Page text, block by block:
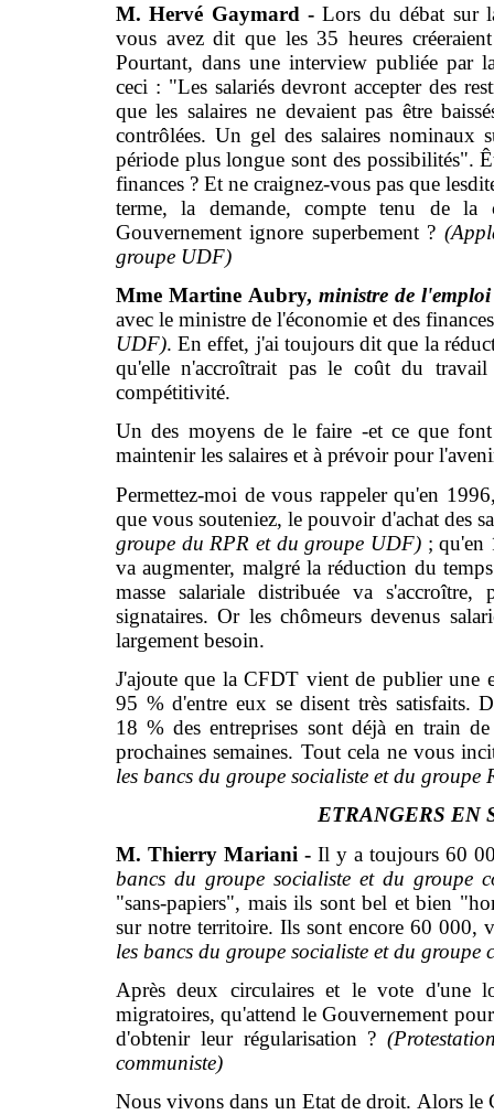
M. Hervé Gaymard -Lors du débat sur
vous avez dit que les 35 heures
Pourtant, dans une interview publiée par
ceci : "Les salariés devront accepter des
que les salaires ne devaient pas être
contrôlées. Un gel des salaires nominaux
période plus longue sont des possibilités".
finances ? Et ne craignez-vous pas que
terme, la demande, compte tenu de la
Gouvernement ignore superbement ?
groupe UDF)
Mme Martine Aubry, ministre de
avec le ministre de l'économie et des
UDF). En effet, j'ai toujours dit que la
qu'elle n'accroîtrait pas le coût du
compétitivité.
Un des moyens de le faire -et ce que
maintenir les salaires et à prévoir pour
Permettez-moi de vous rappeler qu'en
que vous souteniez, le pouvoir d'achat des
groupe du RPR et du groupe UDF) ; qu'en
va augmenter, malgré la réduction du
masse salariale distribuée va
signataires. Or les chômeurs devenus
largement besoin.
J'ajoute que la CFDT vient de publier une
95 % d'entre eux se disent très satisfaits.
18 % des entreprises sont déjà en train
prochaines semaines. Tout cela ne vous
les bancs du groupe socialiste et du groupe
ETRANGERS EN
M. Thierry Mariani - Il y a toujours 60
bancs du groupe socialiste et du groupe
"sans-papiers", mais ils sont bel et bien
sur notre territoire. Ils sont encore 60 000,
les bancs du groupe socialiste et du groupe
Après deux circulaires et le vote d'une
migratoires, qu'attend le Gouvernement
d'obtenir leur régularisation ?
communiste)
Nous vivons dans un Etat de droit. Alors le